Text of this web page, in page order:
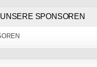
UNSERE SPONSOREN